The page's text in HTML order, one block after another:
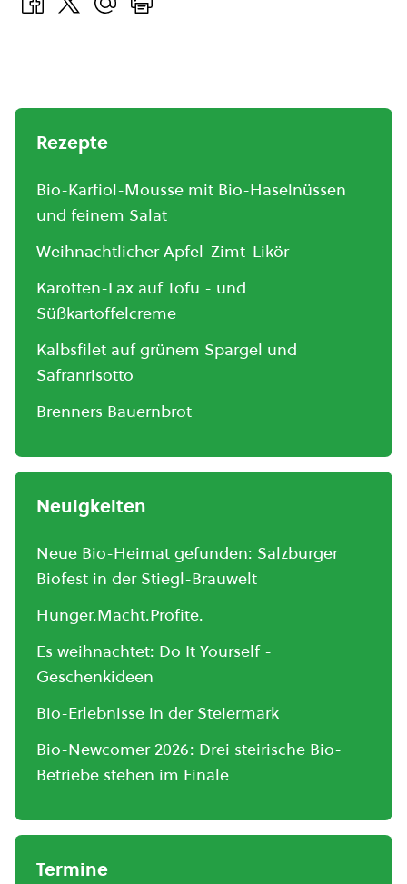
Rezepte
Bio-Karfiol-Mousse mit Bio-Haselnüssen
und feinem Salat
Weihnachtlicher Apfel-Zimt-Likör
Karotten-Lax auf Tofu - und
Süßkartoffelcreme
Kalbsfilet auf grünem Spargel und
Safranrisotto
Brenners Bauernbrot
Neuigkeiten
Neue Bio-Heimat gefunden: Salzburger
Biofest in der Stiegl-Brauwelt
Hunger.Macht.Profite.
Es weihnachtet: Do It Yourself -
Geschenkideen
Bio-Erlebnisse in der Steiermark
Bio-Newcomer 2026: Drei steirische Bio-
Betriebe stehen im Finale
Termine